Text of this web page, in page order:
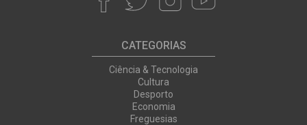
CATEGORIAS
Ciência & Tecnologia
Cultura
Desporto
Economia
Freguesias